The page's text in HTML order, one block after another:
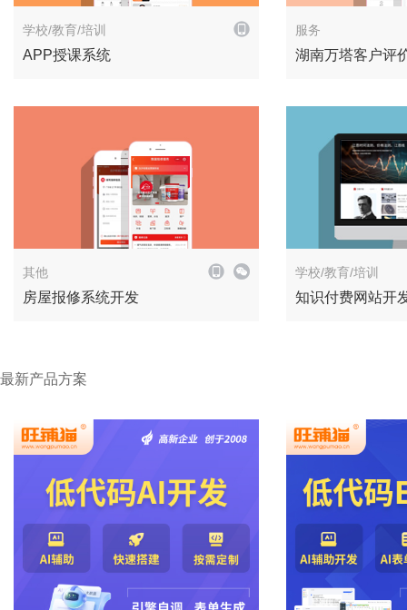
解决方案
学校/教育/培训
APP授课系统
服务
湖南万塔客户评
解决方案
其他
房屋报修系统开发
学校/教育/培训
知识付费网站开
最新产品方案